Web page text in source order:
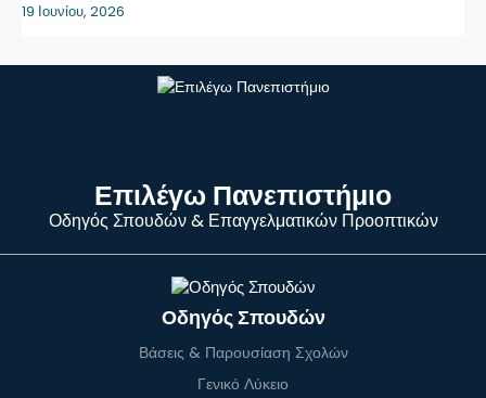
19 Ιουνίου, 2026
Επιλέγω Πανεπιστήμιο
Οδηγός Σπουδών & Επαγγελματικών Προοπτικών
Οδηγός Σπουδών
Βάσεις & Παρουσίαση Σχολών
Γενικό Λύκειο